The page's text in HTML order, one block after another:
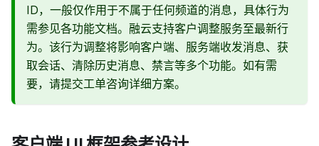
ID，一般仅作用于不属于任何频道的消息，具体行为
需参见各功能文档。融云支持客户调整服务至最新行
为。该行为调整将影响客户端、服务端收发消息、获
取会话、清除历史消息、禁言等多个功能。如有需
要，请提交工单咨询详细方案。